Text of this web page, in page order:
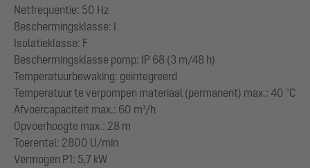
Netfrequentie: 50 Hz
Beschermingsklasse: I
Isolatieklasse: F
Beschermingsklasse pomp: IP 68 (3 m/48 h)
Temperatuurbewaking: geïntegreerd
Temperatuur te verpompen materiaal (permanent) max.: 40 °C
Afvoercapaciteit max.: 60 m³/h
Opvoerhoogte max.: 28 m
Toerental: 2800 U/min
Vermogen P1: 5,7 kW